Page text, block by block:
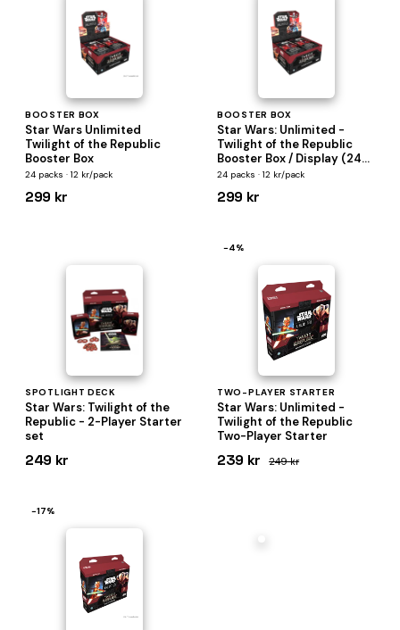
BOOSTER BOX
Star Wars Unlimited
Twilight of the Republic
Booster Box
24 packs · 12 kr/pack
299 kr
BOOSTER BOX
Star Wars: Unlimited -
Twilight of the Republic
Booster Box / Display (24
booster packs)
24 packs · 12 kr/pack
299 kr
SPOTLIGHT DECK
Star Wars: Twilight of the
Republic - 2-Player Starter
set
249 kr
−4%
TWO-PLAYER STARTER
Star Wars: Unlimited -
Twilight of the Republic
Two-Player Starter
239 kr 249 kr
−17%